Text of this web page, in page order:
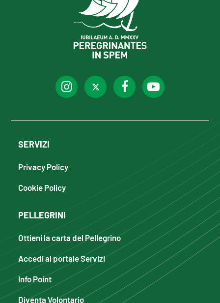
SERVIZI
Privacy Policy
Cookie Policy
PELLEGRINI
Ottieni la carta del Pellegrino
Accedi al portale Servizi
Info Point
Diventa Volontario